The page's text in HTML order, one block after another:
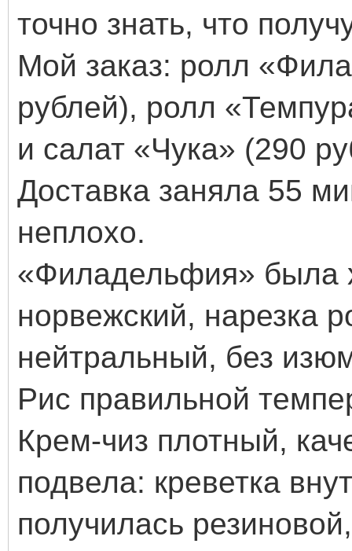
точно знать, что
Мой заказ: ролл
рублей), ролл
и салат «Чука» (290
Доставка заняла 55
неплохо.
«Филадельфия»
норвежский, нарезка
нейтральный, без
Рис правильной
Крем-чиз плотный,
подвела: креветка
получилась